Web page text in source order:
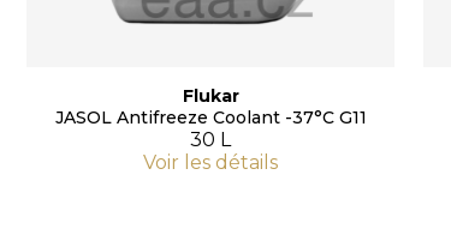
Flukar
JASOL Antifreeze Coolant -37°C G11
30 L
Voir les détails